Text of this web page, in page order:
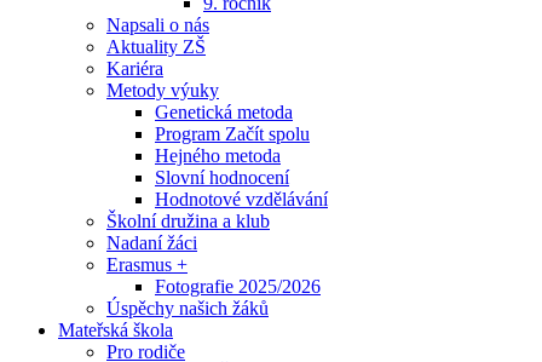
Napsali o nás
Aktuality ZŠ
Kariéra
Metody výuky
Genetická metoda
Program Začít spolu
Hejného metoda
Slovní hodnocení
Hodnotové vzdělávání
Školní družina a klub
Nadaní žáci
Erasmus +
Fotografie 2025/2026
Úspěchy našich žáků
Mateřská škola
Pro rodiče